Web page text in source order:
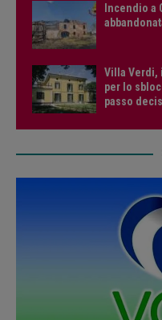
Incendio a
Villa Verdi,
per lo
passo